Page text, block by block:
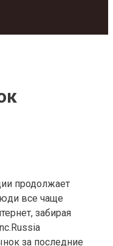
продолжает
все чаще
забирая
за последние